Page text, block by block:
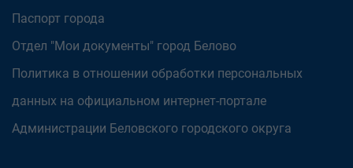
Паспорт города
Отдел "Мои документы" город Белово
Политика в отношении обработки персональных
данных на официальном интернет-портале
Администрации Беловского городского округа